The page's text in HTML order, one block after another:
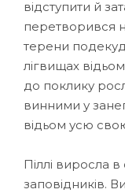
відступити й
перетворився
терени
лігвищах
до поклику
винними у
відьом усю
Піллі виросла
заповідників.